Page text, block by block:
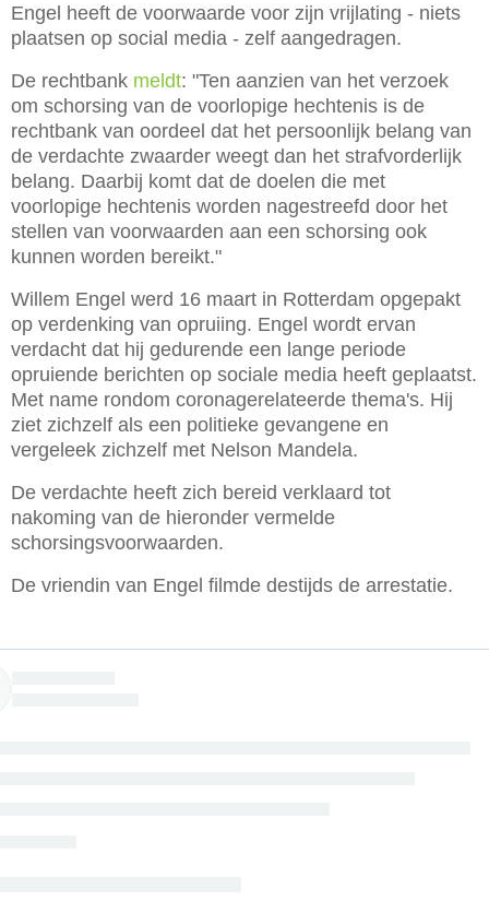
Engel heeft de voorwaarde voor zijn vrijlating - niets
plaatsen op social media - zelf aangedragen.
De rechtbank meldt: "Ten aanzien van het verzoek
om schorsing van de voorlopige hechtenis is de
rechtbank van oordeel dat het persoonlijk belang van
de verdachte zwaarder weegt dan het strafvorderlijk
belang. Daarbij komt dat de doelen die met
voorlopige hechtenis worden nagestreefd door het
stellen van voorwaarden aan een schorsing ook
kunnen worden bereikt."
Willem Engel werd 16 maart in Rotterdam opgepakt
op verdenking van opruiing. Engel wordt ervan
verdacht dat hij gedurende een lange periode
opruiende berichten op sociale media heeft geplaatst.
Met name rondom coronagerelateerde thema's. Hij
ziet zichzelf als een politieke gevangene en
vergeleek zichzelf met Nelson Mandela.
De verdachte heeft zich bereid verklaard tot
nakoming van de hieronder vermelde
schorsingsvoorwaarden.
De vriendin van Engel filmde destijds de arrestatie.